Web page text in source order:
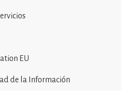
EU
de la Información